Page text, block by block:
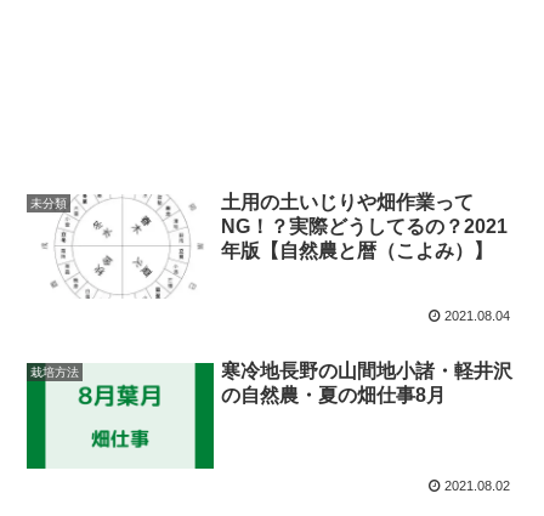
未分類
土用の土いじりや畑作業って
NG！？実際どうしてるの？2021
年版【自然農と暦（こよみ）】
2021.08.04
栽培方法
寒冷地長野の山間地小諸・軽井沢
の自然農・夏の畑仕事8月
2021.08.02